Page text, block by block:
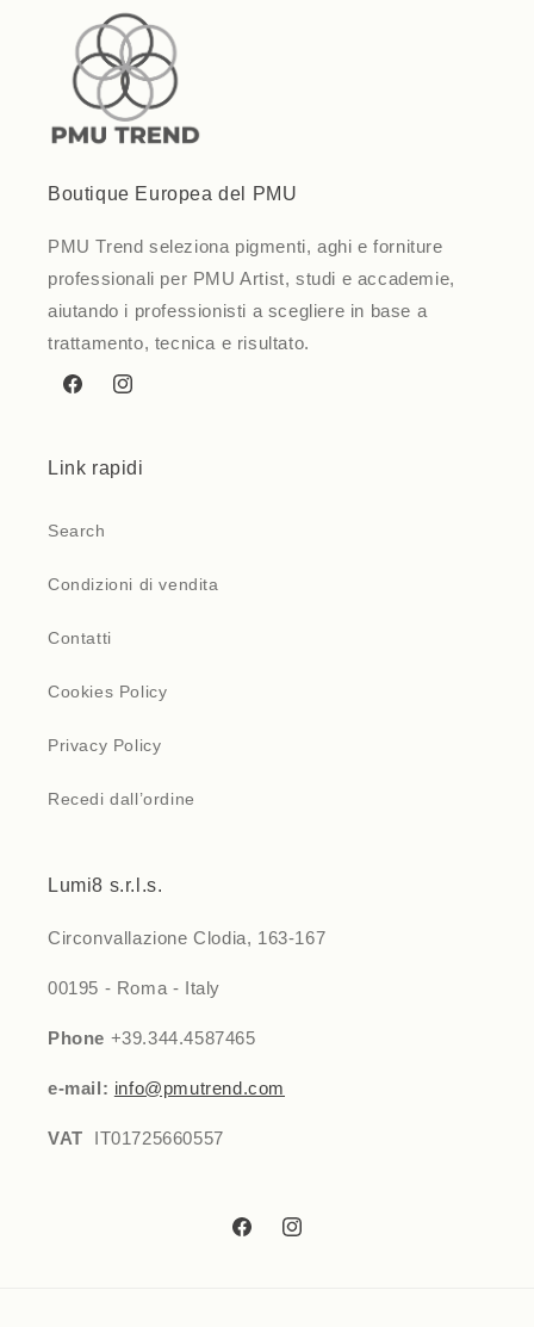
Boutique Europea del PMU
PMU Trend seleziona pigmenti, aghi e forniture
professionali per PMU Artist, studi e accademie,
aiutando i professionisti a scegliere in base a
trattamento, tecnica e risultato.
FacebookInstagram
Link rapidi
Search
Condizioni di vendita
Contatti
Cookies Policy
Privacy Policy
Recedi dall’ordine
Lumi8 s.r.l.s.
Circonvallazione Clodia, 163-167
00195 - Roma - Italy
Phone +39.344.4587465
e-mail: info@pmutrend.com
VAT IT01725660557
FacebookInstagram